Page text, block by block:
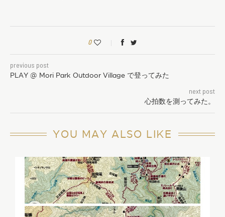
0
previous post
PLAY @ Mori Park Outdoor Village で登ってみた
next post
心拍数を測ってみた。
YOU MAY ALSO LIKE